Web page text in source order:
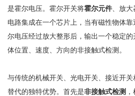
是霍尔电压。霍尔开关将霍尔元件 、放
电路集成在一个芯片上，当有磁性物体靠
尔电压经过放大整形后，输出一个稳定
体位置、速度、方向的非接触式检测。
与传统的机械开关、光电开关、接近开
替代的独特优势。首先是非接触式检测